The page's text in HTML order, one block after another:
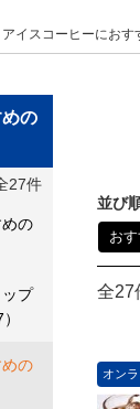
イスコーヒーにおす
並び
お
全27
オン
の
27件
の
プ
の